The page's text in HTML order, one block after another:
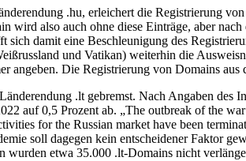
.hu, erleichert die Registrierung
wird also auch ohne diese Einträge, aber
damit eine Beschleunigung des
und Vatikan) weiterhin die
angeben. Die Registrierung von Domains
.lt gebremst. Nach Angaben
auf 0,5 Prozent ab. „The outbreak of the
for the Russian market have been
soll dagegen kein entscheidener Faktor
etwa 35.000 .lt-Domains nicht